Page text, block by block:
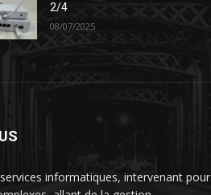
2/4
08/07/2025
informatiques, intervenant pour